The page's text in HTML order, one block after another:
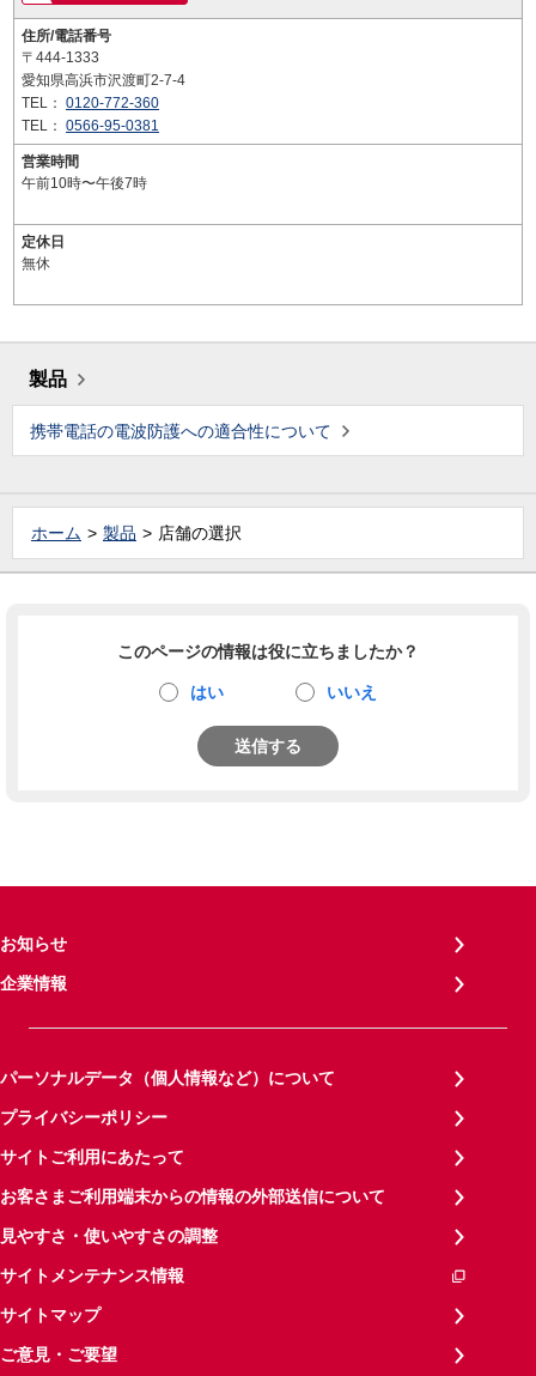
住所/電話番号
〒444-1333
愛知県高浜市沢渡町2-7-4
TEL： 0120-772-360
TEL： 0566-95-0381
営業時間
午前10時〜午後7時
定休日
無休
製品
携帯電話の電波防護への適合性について
ホーム 製品 店舗の選択
このページの情報は役に立ちましたか？
はい いいえ
送信する
お知らせ
企業情報
パーソナルデータ（個人情報など）について
プライバシーポリシー
サイトご利用にあたって
お客さまご利用端末からの情報の外部送信について
見やすさ・使いやすさの調整
サイトメンテナンス情報
サイトマップ
ご意見・ご要望